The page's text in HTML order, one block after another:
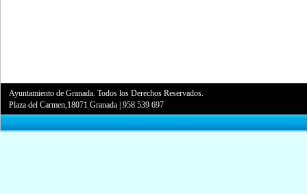
Ayuntamiento de Granada. Todos los Derechos Reservados.
Plaza del Carmen,18071 Granada |958 539 697